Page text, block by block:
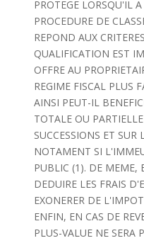
PROTEGE LORSQU'IL
PROCEDURE DE
REPOND AUX
QUALIFICATION EST
OFFRE AU
REGIME FISCAL PLUS
AINSI PEUT-IL
TOTALE OU
SUCCESSIONS ET
NOTAMENT SI
PUBLIC (1). DE MEME,
DEDUIRE LES FRAIS
EXONERER DE
ENFIN, EN CAS DE
PLUS-VALUE NE SERA